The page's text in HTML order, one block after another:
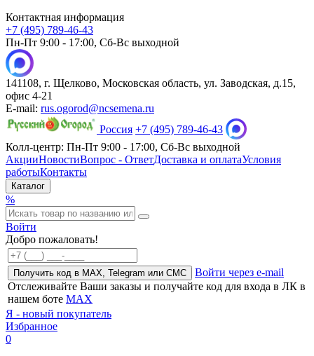
Контактная информация
+7 (495) 789-46-43
Пн-Пт 9:00 - 17:00, Сб-Вс выходной
141108, г. Щелково, Московская область, ул. Заводская, д.15,
офис 4-21
E-mail: rus.ogorod@ncsemena.ru
Россия +7 (495) 789-46-43
Колл-центр: Пн-Пт 9:00 - 17:00, Сб-Вс выходной
АкцииНовостиВопрос - ОтветДоставка и оплатаУсловия
работыКонтакты
Каталог
%
Войти
Добро пожаловать!
Получить код в MAX, Telegram или СМС
Войти через e-mail
Отслеживайте Ваши заказы и получайте код для входа в ЛК в
нашем боте MAX
Я - новый покупатель
Избранное
0